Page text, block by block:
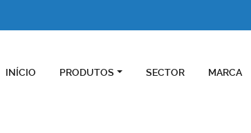
INÍCIO PRODUTOS SECTOR MARCA